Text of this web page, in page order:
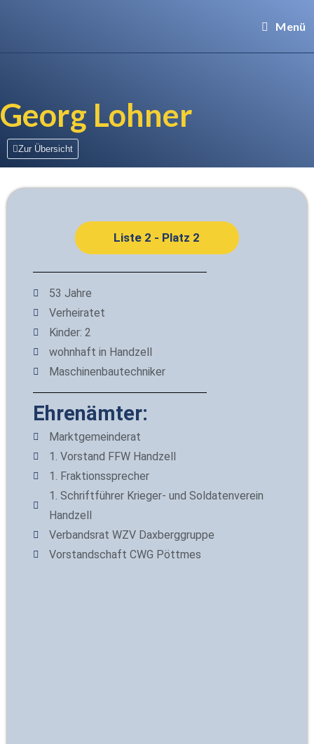
Menü
Georg Lohner
Zur Übersicht
Liste 2 - Platz 2
53 Jahre
Verheiratet​​
Kinder: 2​
wohnhaft in Handzell
Maschinenbautechniker
Ehrenämter:
Marktgemeinderat
1. Vorstand FFW Handzell
1. Fraktionssprecher
1. Schriftführer Krieger- und Soldatenverein
Handzell
Verbandsrat WZV Daxberggruppe
Vorstandschaft CWG Pöttmes